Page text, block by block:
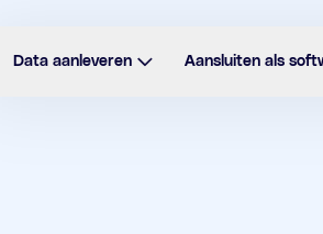
Data aanleveren Aansluiten als